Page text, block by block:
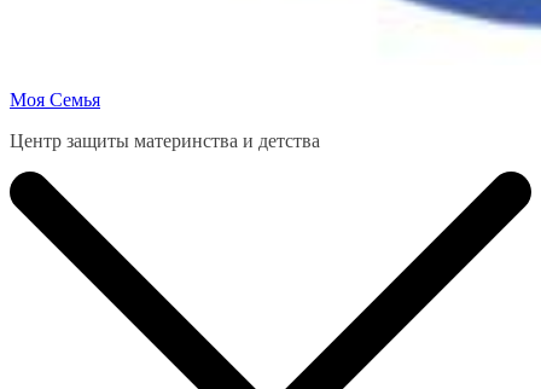
Моя Семья
Центр защиты материнства и детства